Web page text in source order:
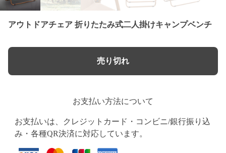
アウトドアチェア 折りたたみ式二人掛けキャンプベンチ
売り切れ
お支払い方法について
お支払いは、クレジットカード・コンビニ/銀行振り込
み・各種QR決済に対応しています。